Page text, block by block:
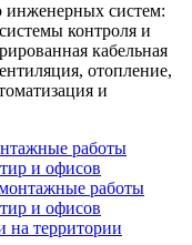
инженерных систем:
контроля и
кабельная
отопление,
и
работы
и офисов
на территории